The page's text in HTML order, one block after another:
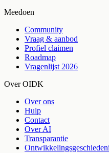
Meedoen
Community
Vraag & aanbod
Profiel claimen
Roadmap
Vragenlijst 2026
Over OIDK
Over ons
Hulp
Contact
Over AI
Transparantie